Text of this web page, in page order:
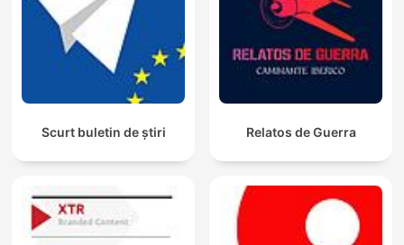
Scurt buletin de știri Relatos de Guerra